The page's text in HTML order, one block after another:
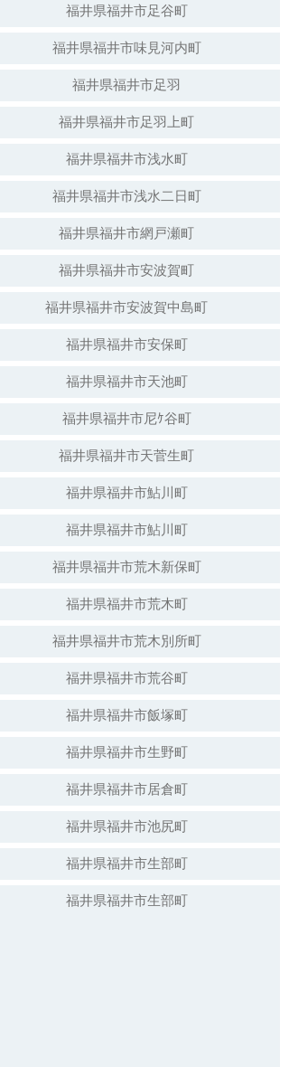
福井県福井市足谷町
福井県福井市味見河内町
福井県福井市足羽
福井県福井市足羽上町
福井県福井市浅水町
福井県福井市浅水二日町
福井県福井市網戸瀬町
福井県福井市安波賀町
福井県福井市安波賀中島町
福井県福井市安保町
福井県福井市天池町
福井県福井市尼ｹ谷町
福井県福井市天菅生町
福井県福井市鮎川町
福井県福井市鮎川町
福井県福井市荒木新保町
福井県福井市荒木町
福井県福井市荒木別所町
福井県福井市荒谷町
福井県福井市飯塚町
福井県福井市生野町
福井県福井市居倉町
福井県福井市池尻町
福井県福井市生部町
福井県福井市生部町